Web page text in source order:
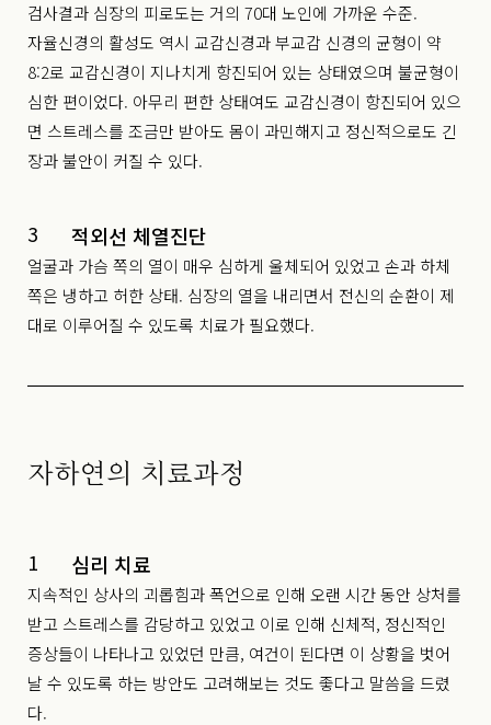
검사결과 심장의 피로도는 거의 70대 노인에 가까운 수준.
자율신경의 활성도 역시 교감신경과 부교감 신경의 균형이 약
8:2로 교감신경이 지나치게 항진되어 있는 상태였으며 불균형이
심한 편이었다. 아무리 편한 상태여도 교감신경이 항진되어 있으
면 스트레스를 조금만 받아도 몸이 과민해지고 정신적으로도 긴
장과 불안이 커질 수 있다.
3 적외선 체열진단
얼굴과 가슴 쪽의 열이 매우 심하게 울체되어 있었고 손과 하체
쪽은 냉하고 허한 상태. 심장의 열을 내리면서 전신의 순환이 제
대로 이루어질 수 있도록 치료가 필요했다.
자하연의 치료과정
1 심리 치료
지속적인 상사의 괴롭힘과 폭언으로 인해 오랜 시간 동안 상처를
받고 스트레스를 감당하고 있었고 이로 인해 신체적, 정신적인
증상들이 나타나고 있었던 만큼, 여건이 된다면 이 상황을 벗어
날 수 있도록 하는 방안도 고려해보는 것도 좋다고 말씀을 드렸
다.